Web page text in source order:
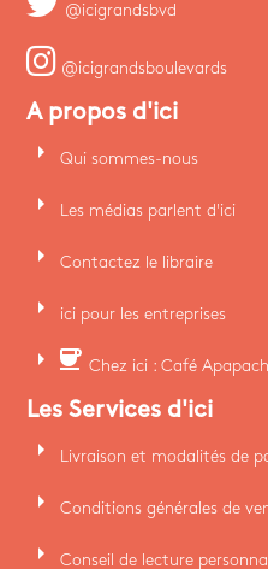
@icigrandsbvd
@icigrandsboulevards
A propos d'ici
arrow_right Qui sommes-nous
arrow_right Les médias parlent d'ici
arrow_right Contactez le libraire
arrow_right ici pour les entreprises
arrow_right coffee Chez ici : Café
Les Services d'ici
arrow_right Livraison et modalités de
arrow_right Conditions générales de
arrow_right Conseil de lecture